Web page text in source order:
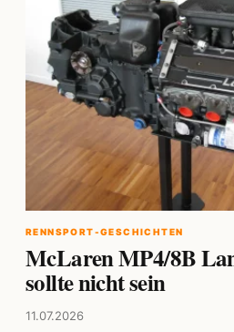
RENNSPORT-GESCHICHTEN
McLaren MP4/8B
sollte nicht sein
11.07.2026